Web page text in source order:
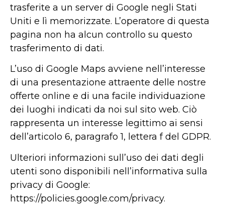
trasferite a un server di Google negli Stati
Uniti e lì memorizzate. L’operatore di questa
pagina non ha alcun controllo su questo
trasferimento di dati.
L’uso di Google Maps avviene nell’interesse
di una presentazione attraente delle nostre
offerte online e di una facile individuazione
dei luoghi indicati da noi sul sito web. Ciò
rappresenta un interesse legittimo ai sensi
dell’articolo 6, paragrafo 1, lettera f del GDPR.
Ulteriori informazioni sull’uso dei dati degli
utenti sono disponibili nell’informativa sulla
privacy di Google:
https://policies.google.com/privacy.